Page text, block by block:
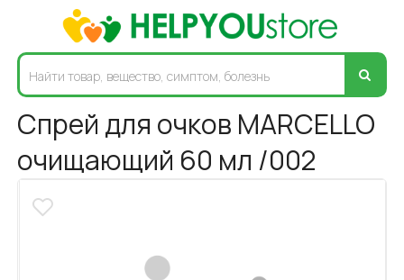
Спрей для очков MARCELLO
очищающий 60 мл /002